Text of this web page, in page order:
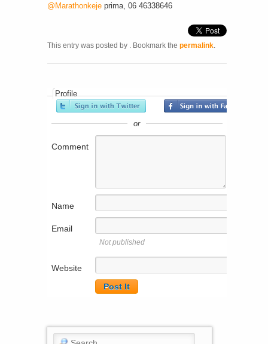
@Marathonkejeprima, 06 46338646
This entry was posted by . Bookmark the permalink.
Profile
or
Comment
Name
Email
Not published
Website
Search